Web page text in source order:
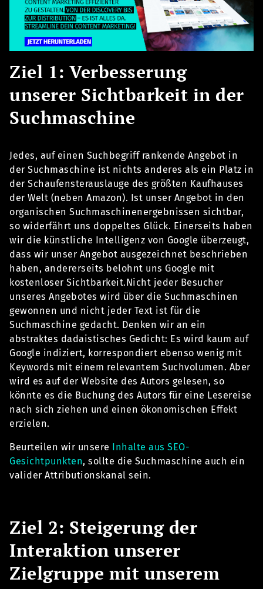
Ziel 1: Verbesserung
unserer Sichtbarkeit in der
Suchmaschine
Jedes, auf einen Suchbegriff rankende Angebot in
der Suchmaschine ist nichts anderes als ein Platz in
der Schaufensterauslauge des größten Kaufhauses
der Welt (neben Amazon). Ist unser Angebot in den
organischen Suchmaschinenergebnissen sichtbar,
so widerfährt uns doppeltes Glück. Einerseits haben
wir die künstliche Intelligenz von Google überzeugt,
dass wir unser Angebot ausgezeichnet beschrieben
haben, andererseits belohnt uns Google mit
kostenloser Sichtbarkeit.Nicht jeder Besucher
unseres Angebotes wird über die Suchmaschinen
gewonnen und nicht jeder Text ist für die
Suchmaschine gedacht. Denken wir an ein
abstraktes dadaistisches Gedicht: Es wird kaum auf
Google indiziert, korrespondiert ebenso wenig mit
Keywords mit einem relevantem Suchvolumen. Aber
wird es auf der Website des Autors gelesen, so
könnte es die Buchung des Autors für eine Lesereise
nach sich ziehen und einen ökonomischen Effekt
erzielen.
Beurteilen wir unsere Inhalte aus SEO-
Gesichtpunkten, sollte die Suchmaschine auch ein
valider Attributionskanal sein.
Ziel 2: Steigerung der
Interaktion unserer
Zielgruppe mit unserem